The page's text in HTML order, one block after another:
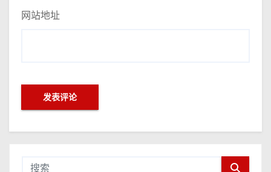
网站地址